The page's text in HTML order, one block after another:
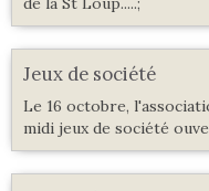
Jeux de société
Le 16 octobre,
midi jeux de société